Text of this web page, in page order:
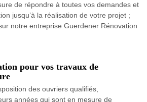
de répondre à toutes vos demandes et
jusqu’à la réalisation de votre projet ;
notre entreprise Guerdener Rénovation
pour vos travaux de
des ouvriers qualifiés,
années qui sont en mesure de